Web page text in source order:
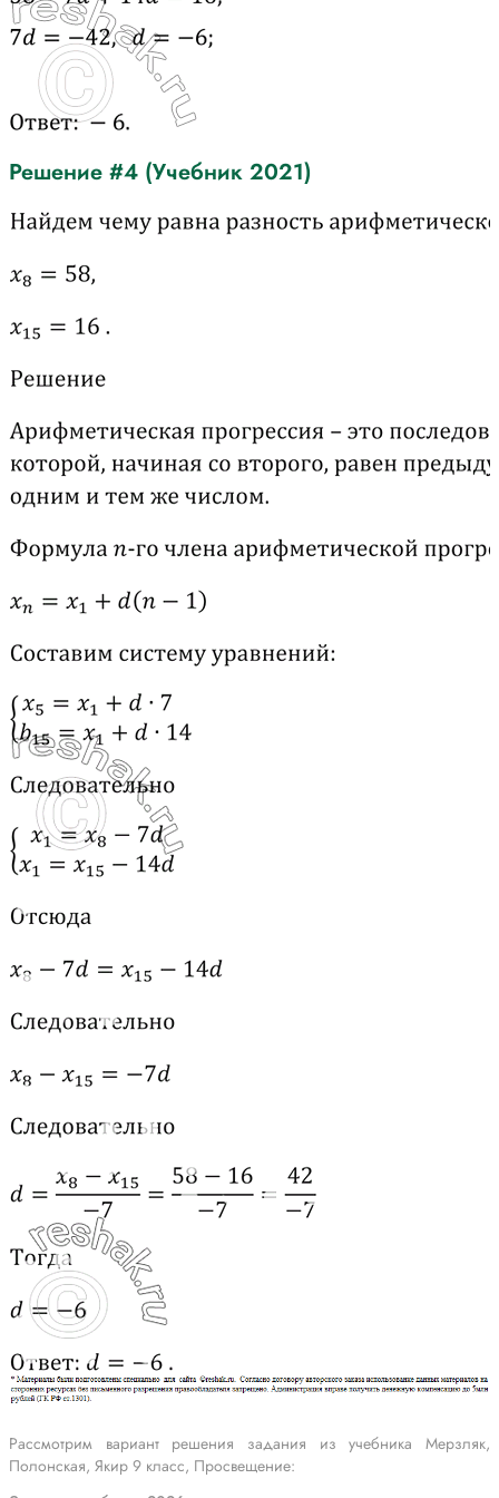
Решение #4 (Учебник 2021)
Рассмотрим вариант решения задания из учебника Мерзляк,
Полонская, Якир 9 класс, Просвещение: